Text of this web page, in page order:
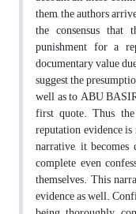
them, the authors
the consensus
punishment for a
documentary value
suggest the
well as to ABU
first quote. Thus,
reputation evidence
narrative, it
complete even
themselves. This
evidence as well.